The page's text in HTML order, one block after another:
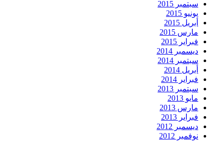
سبتمبر 2015
يونيو 2015
أبريل 2015
مارس 2015
فبراير 2015
ديسمبر 2014
سبتمبر 2014
أبريل 2014
فبراير 2014
سبتمبر 2013
مايو 2013
مارس 2013
فبراير 2013
ديسمبر 2012
نوفمبر 2012